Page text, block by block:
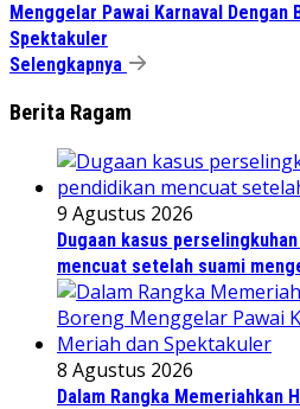
Menggelar Pawai Karnaval Dengan
Spektakuler
Selengkapnya
Berita Ragam
9 Agustus 2026
Dugaan kasus
mencuat setelah suami
8 Agustus 2026
Dalam Rangka Memeriahkan